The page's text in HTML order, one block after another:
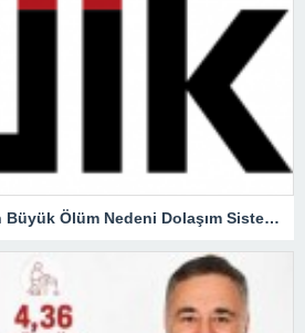
TÜİK: Kırklareli’nde En Büyük Ölüm Nedeni Dolaşım Sistemi Hastalıkları